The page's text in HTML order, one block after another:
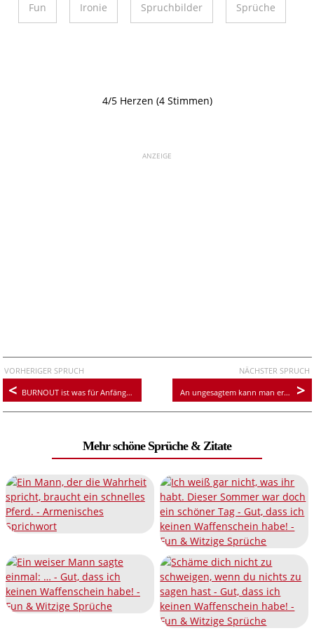
Fun Ironie Spruchbilder Sprüche
4/5 Herzen (4 Stimmen)
ANZEIGE
VORHERIGER SPRUCH
BURNOUT ist was für Anfänger. Ich habe bereits FUCK OFF!
NÄCHSTER SPRUCH
An ungesagtem kann man ersticken
Mehr schöne Sprüche & Zitate